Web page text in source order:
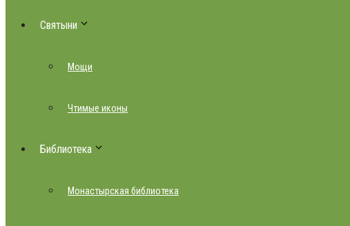
Святыни
Мощи
Чтимые иконы
Библиотека
Монастырская библиотека